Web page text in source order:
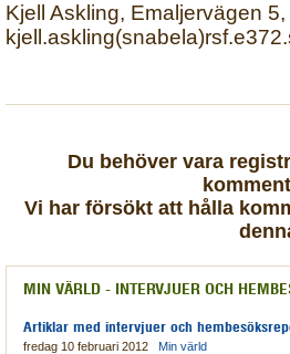
Kjell Askling, Emaljervägen
Du behöver vara
Vi har försökt att hålla
MIN VÄRLD - INTERVJUER OCH
Artiklar med intervjuer och
fredag 10 februari 2012 Min värld